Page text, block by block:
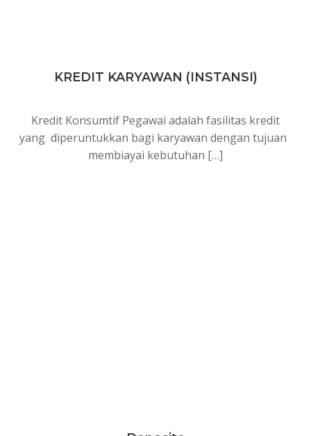
KREDIT KARYAWAN (INSTANSI)
Kredit Konsumtif Pegawai adalah fasilitas kredit
yang diperuntukkan bagi karyawan dengan tujuan
membiayai kebutuhan […]